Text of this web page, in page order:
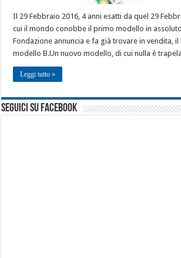
Il 29 Febbraio 2016, 4 anni esatti da quel 29
cui il mondo conobbe il primo modello in
Fondazione annuncia e fa già trovare in vendita, il
modello B.Un nuovo modello, di cui nulla è
Leggi tutto »
seguici su facebook